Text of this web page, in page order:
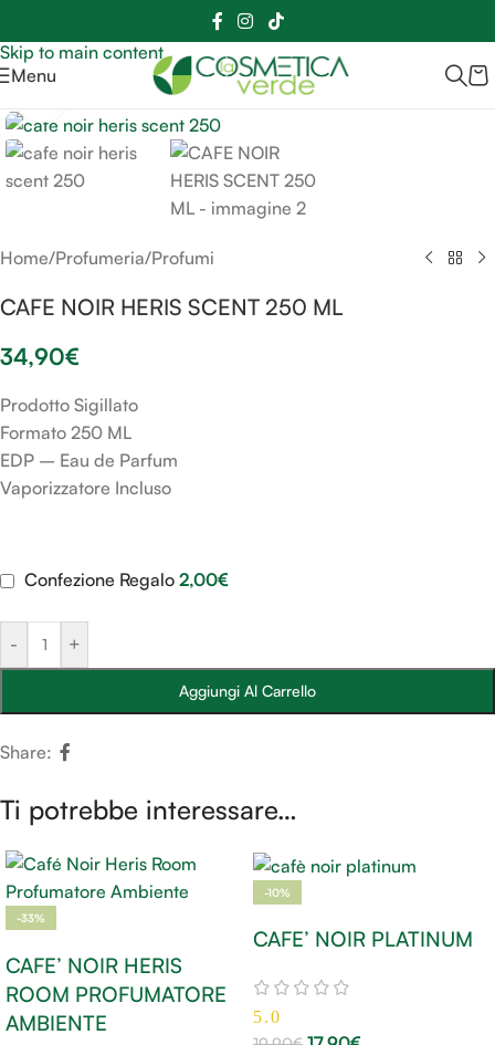
Skip to main content
Sei hai domande contattaci 📲3341056025 - 3886572748
Menu
Clicca per ingrandire
Home/Profumeria/Profumi
CAFE NOIR HERIS SCENT 250 ML
34,90€
Prodotto Sigillato
Formato 250 ML
EDP – Eau de Parfum
Vaporizzatore Incluso
- +
Aggiungi Al Carrello
Confezione Regalo 2,00€
Share:
Ti potrebbe interessare…
-33%
CAFE’ NOIR HERIS
ROOM PROFUMATORE
AMBIENTE
-10%
CAFE’ NOIR PLATINUM
5.0